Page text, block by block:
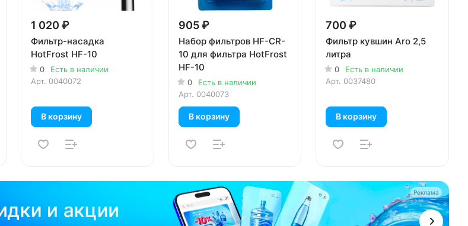
Реклама
1 020 ₽
Фильтр-насадка
HotFrost HF-10
0
Есть в наличии
Арт. 0040072
В корзину
905 ₽
Набор фильтров HF-CR-
10 для фильтра HotFrost
HF-10
0
Есть в наличии
Арт. 0040073
В корзину
700 ₽
Фильтр кувшин Aro 2,5
литра
0
Есть в наличии
Арт. 0037480
В корзину